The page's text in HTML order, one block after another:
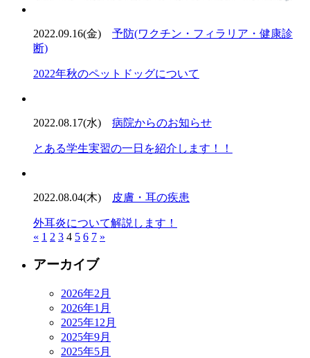
2022.09.16(金) 予防(ワクチン・フィラリア・健康診
断)
2022年秋のペットドッグについて
2022.08.17(水) 病院からのお知らせ
とある学生実習の一日を紹介します！！
2022.08.04(木) 皮膚・耳の疾患
外耳炎について解説します！
« 1 2 3 4 5 6 7 »
アーカイブ
2026年2月
2026年1月
2025年12月
2025年9月
2025年5月